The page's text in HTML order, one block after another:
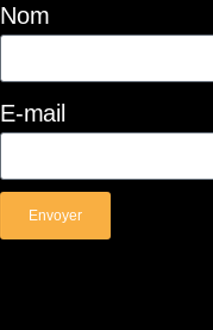
Nom
E-mail
Envoyer